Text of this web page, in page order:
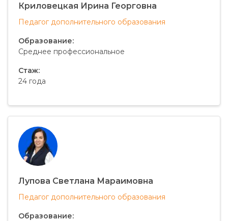
Криловецкая Ирина Георговна
Педагог дополнительного образования
Образование:
Среднее профессиональное
Стаж:
24 года
Лупова Светлана Мараимовна
Педагог дополнительного образования
Образование: